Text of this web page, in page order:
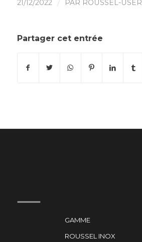
21/12/2022 / PAR ROUSSEL-USER
Partager cet entrée
GAMME
ROUSSEL INOX